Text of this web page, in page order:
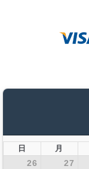
日 月
26 27